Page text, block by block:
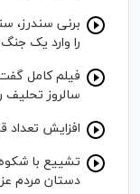
برنی سندرز،
را وارد یک
فیلم کامل
سالروز
افزایش تعداد
تشییع با
دستان مردم